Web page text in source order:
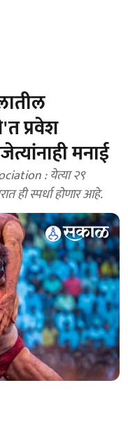
प्रवेश
मनाई
: येत्या २९
ही स्पर्धा होणार आहे.